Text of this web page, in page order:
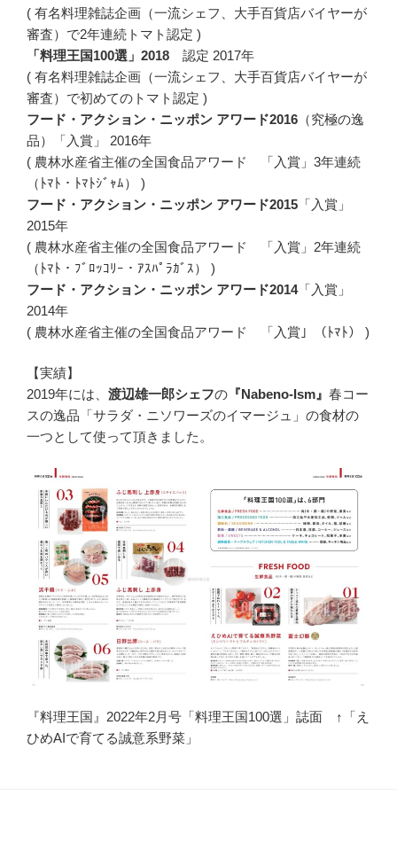
( 有名料理雑誌企画（一流シェフ、大手百貨店バイヤーが
審査）で2年連続トマト認定 )
「料理王国100選」2018 認定 2017年
( 有名料理雑誌企画（一流シェフ、大手百貨店バイヤーが
審査）で初めてのトマト認定 )
フード・アクション・ニッポン アワード2016 （究極の逸
品）「入賞」 2016年
( 農林水産省主催の全国食品アワード 「入賞」3年連続
（ﾄﾏﾄ・ﾄﾏﾄｼﾞｬﾑ） )
フード・アクション・ニッポン アワード2015 「入賞」
2015年
( 農林水産省主催の全国食品アワード 「入賞」2年連続
（ﾄﾏﾄ・ﾌﾞﾛｯｺﾘｰ・ｱｽﾊﾟﾗｶﾞｽ） )
フード・アクション・ニッポン アワード2014「入賞」
2014年
( 農林水産省主催の全国食品アワード 「入賞」（ﾄﾏﾄ） )
【実績】
2019年には、 渡辺雄一郎シェフの 『Nabeno-Ism』 春コー
スの逸品「サラダ・ニソワーズのイマージュ」の食材の
一つとして使って頂きました。
『料理王国』2022年2月号「料理王国100選」誌面 ↑
「え
ひめAIで育てる誠意系野菜」